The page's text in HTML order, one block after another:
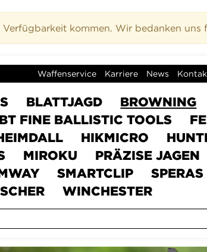
kommen. Wir bedanken uns
Waffenservice Karriere News
BLATTJAGD BROWNING
FINE BALLISTIC TOOLS
HIKMICRO
MIROKU PRÄZISE JAGEN
SMARTCLIP SPERAS
WINCHESTER